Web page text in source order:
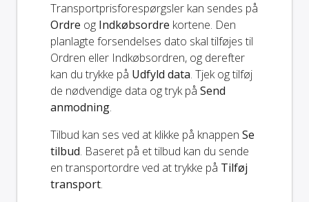
Transportprisforespørgsler kan sendes på
Ordre og Indkøbsordre kortene. Den
planlagte forsendelses dato skal tilføjes til
Ordren eller Indkøbsordren, og derefter
kan du trykke på Udfyld data. Tjek og tilføj
de nødvendige data og tryk på Send
anmodning.
Tilbud kan ses ved at klikke på knappen Se
tilbud. Baseret på et tilbud kan du sende
en transportordre ved at trykke på Tilføj
transport.